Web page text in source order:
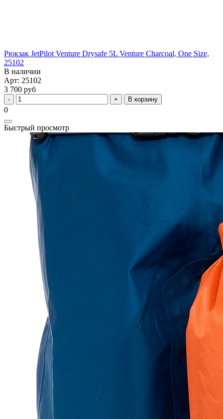
Рюкзак JetPilot Venture Drysafe 5L Venture Charcoal, One Size,
25102
В наличии
Арт: 25102
3 700 руб
В корзину
0
Быстрый просмотр